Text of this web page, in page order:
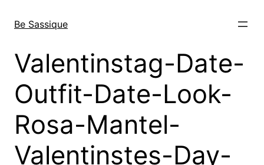
zum
wechseln
Be Sassique
Valentinstag-Date-
Outfit-Date-Look-
Rosa-Mantel-
Valentinstes-Day-